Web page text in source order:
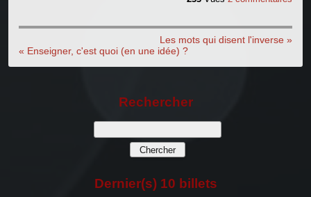
Les mots qui disent l'inverse »
« Enseigner, c'est quoi (en une idée) ?
Rechercher
Dernier(s) 10 billets